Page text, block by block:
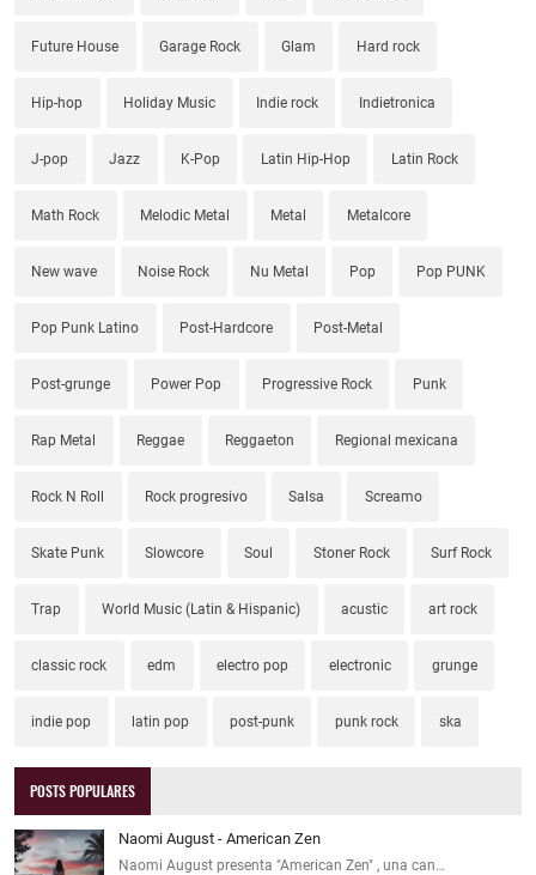
Future House Garage Rock Glam Hard rock
Hip-hop Holiday Music Indie rock Indietronica
J-pop Jazz K-Pop Latin Hip-Hop Latin Rock
Math Rock Melodic Metal Metal Metalcore
New wave Noise Rock Nu Metal Pop Pop PUNK
Pop Punk Latino Post-Hardcore Post-Metal
Post-grunge Power Pop Progressive Rock Punk
Rap Metal Reggae Reggaeton Regional mexicana
Rock N Roll Rock progresivo Salsa Screamo
Skate Punk Slowcore Soul Stoner Rock Surf Rock
Trap World Music (Latin & Hispanic) acustic art rock
classic rock edm electro pop electronic grunge
indie pop latin pop post-punk punk rock ska
POSTS POPULARES
Naomi August - American Zen
Naomi August presenta "American Zen" , una can…